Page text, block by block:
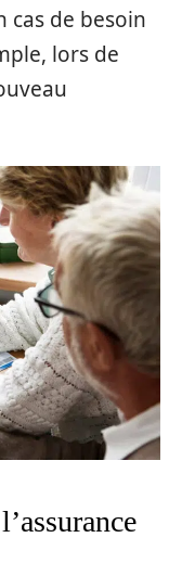
de besoin
lors de